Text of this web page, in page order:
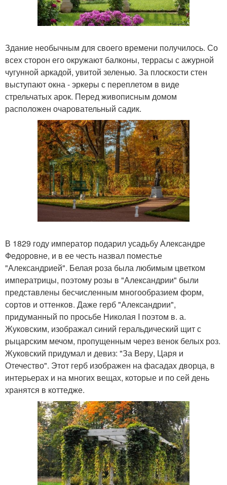
Здание необычным для своего времени получилось. Со
всех сторон его окружают балконы, террасы с ажурной
чугунной аркадой, увитой зеленью. За плоскости стен
выступают окна - эркеры с переплетом в виде
стрельчатых арок. Перед живописным домом
расположен очаровательный садик.
В 1829 году император подарил усадьбу Александре
Федоровне, и в ее честь назвал поместье
"Александрией". Белая роза была любимым цветком
императрицы, поэтому розы в "Александрии" были
представлены бесчисленным многообразием форм,
сортов и оттенков. Даже герб "Александрии",
придуманный по просьбе Николая I поэтом в. а.
Жуковским, изображал синий геральдический щит с
рыцарским мечом, пропущенным через венок белых роз.
Жуковский придумал и девиз: "За Веру, Царя и
Отечество". Этот герб изображен на фасадах дворца, в
интерьерах и на многих вещах, которые и по сей день
хранятся в коттедже.